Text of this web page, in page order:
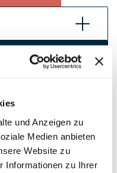
und Anzeigen zu
Medien anbieten
Website zu
Informationen zu Ihrer
Lieferzeiten für andere